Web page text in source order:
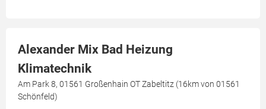
Alexander Mix Bad Heizung
Klimatechnik
Am Park 8, 01561 Großenhain OT Zabeltitz (16km von 01561
Schönfeld)